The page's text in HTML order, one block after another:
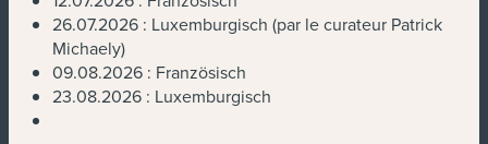
26.07.2026 : Luxemburgisch (par le curateur Patrick
Michaely)
09.08.2026 : Französisch
23.08.2026 : Luxemburgisch